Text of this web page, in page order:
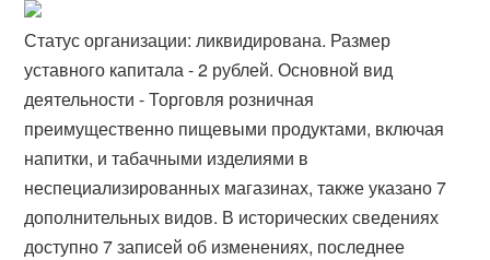
Статус организации: ликвидирована. Размер
уставного капитала - 2 рублей. Основной вид
деятельности - Торговля розничная
преимущественно пищевыми продуктами, включая
напитки, и табачными изделиями в
неспециализированных магазинах, также указано 7
дополнительных видов. В исторических сведениях
доступно 7 записей об изменениях, последнее